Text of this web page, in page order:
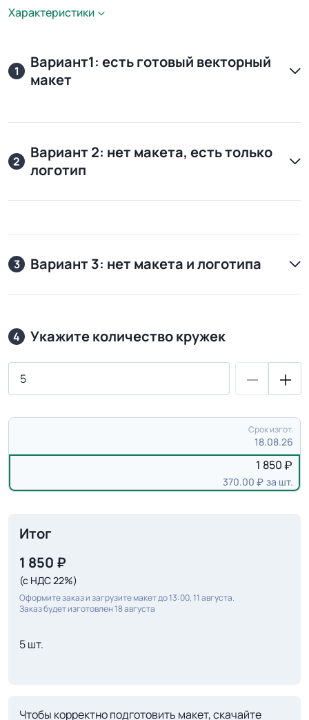
Характеристики
1
Вариант1: есть готовый векторный
макет
2
Вариант 2: нет макета, есть только
логотип
3 Вариант 3: нет макета и логотипа
4 Укажите количество кружек
Срок изгот.
18.08.26
1 850
370.00 за шт.
Итог
1 850 ₽
(с НДС 22%)
Оформите заказ и загрузите макет до 13:00, 11 августа.
Заказ будет изготовлен 18 августа
5 шт.
Чтобы корректно подготовить макет, скачайте